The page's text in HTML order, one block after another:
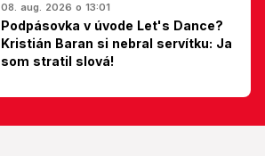
08. aug. 2026 o 13:01
Podpásovka v úvode Let's Dance?
Kristián Baran si nebral servítku: Ja
som stratil slová!